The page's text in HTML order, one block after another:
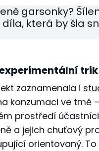
garsonky?
která by šla
trik
zaznamenala i
konzumaci ve tmě
prostředí
a jejich chuťový
orientovaný. To